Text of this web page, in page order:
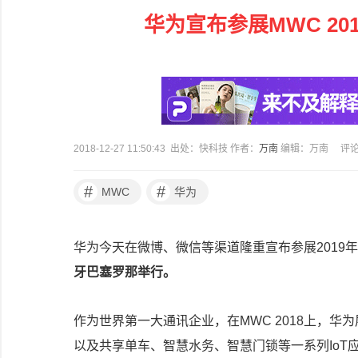
华为宣布参展MWC
2018-12-27 11:50:43 出处：快科技 作者： 万南 编辑：万南 评
# MWC # 华为
华为今天在微博、微信等渠道隆重宣布参展2019
牙巴塞罗那举行。
作为世界第一大通讯企业，在MWC 2018上，华
以及共享单车、智慧水务、智慧门锁等一系列IoT